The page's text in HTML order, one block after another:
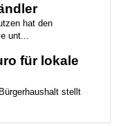
hat den
unt...
für lokale
stellt